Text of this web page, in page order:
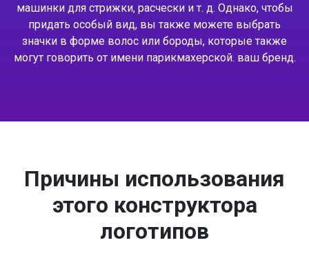
машинки для стрижки, расчески и т. д. Однако, чтобы
придать особый вид, вы также можете выбрать
значки в форме волос или бороды, которые также
могут говорить от имени парикмахерской. ваш бренд.
Причины использования
этого конструктора
логотипов